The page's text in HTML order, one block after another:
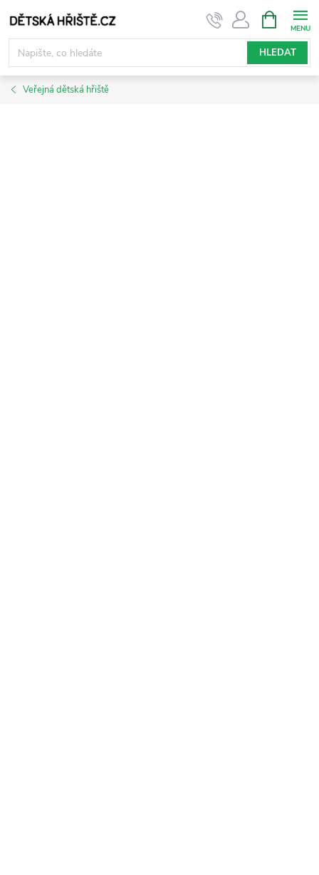
na
obsah
HLEDAT
NÁKUPNÍ
KOŠÍK
Veřejná dětská hřiště